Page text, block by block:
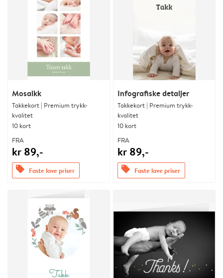
Mosaikk
Takkekort | Premium trykk-
kvalitet
10 kort
FRA
kr 89,-
offers Faste lave priser
Infografiske detaljer
Takkekort | Premium trykk-
kvalitet
10 kort
FRA
kr 89,-
offers Faste lave priser